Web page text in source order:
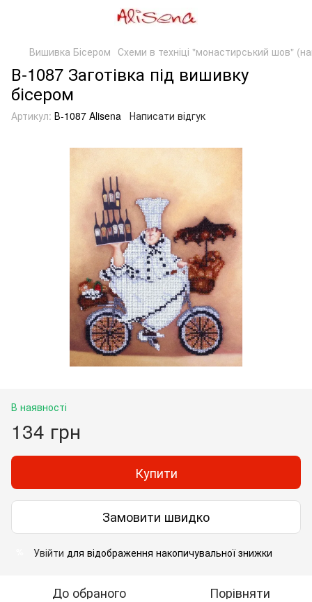
Вишивка Бісером Схеми в техніці "монастирський шов"
В-1087 Заготівка під вишивку
бісером
Артикул: В-1087 Alisena Написати відгук
В наявності
134 грн
Купити
Замовити швидко
Увійти для відображення накопичувальної знижки
До обраного Порівняти